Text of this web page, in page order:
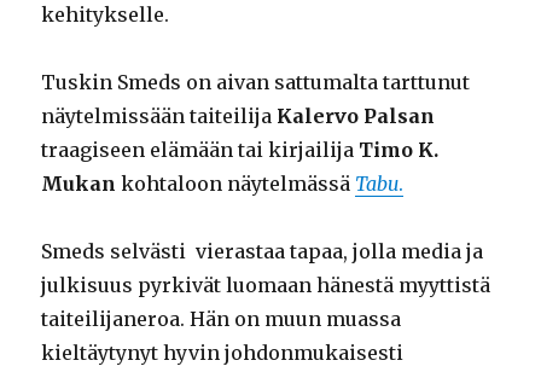
kehitykselle.
Tuskin Smeds on aivan sattumalta tarttunut
näytelmissään taiteilija Kalervo Palsan
traagiseen elämään tai kirjailija Timo K.
Mukan kohtaloon näytelmässä Tabu.
Smeds selvästi vierastaa tapaa, jolla media ja
julkisuus pyrkivät luomaan hänestä myyttistä
taiteilijaneroa. Hän on muun muassa
kieltäytynyt hyvin johdonmukaisesti